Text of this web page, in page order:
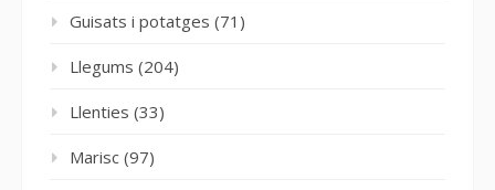
Guisats i potatges (71)
Llegums (204)
Llenties (33)
Marisc (97)